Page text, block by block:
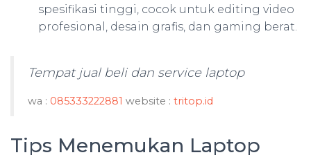
spesifikasi tinggi, cocok untuk editing video
profesional, desain grafis, dan gaming berat.
Tempat jual beli dan service laptop
wa : 085333222881 website : tritop.id
Tips Menemukan Laptop